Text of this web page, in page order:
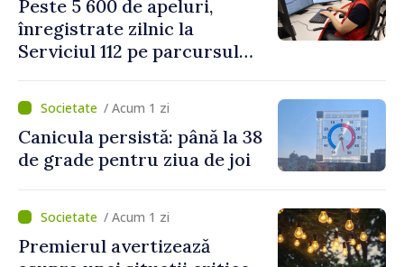
domeniu
Peste 5 600 de apeluri,
înregistrate zilnic la
Serviciul 112 pe parcursul
cetățeni au solicitat
ambulanța/ Acum 1 zi
Canicula persistă: până la 38
de grade pentru ziua de joi
/ Acum 1 zi
Premierul avertizează